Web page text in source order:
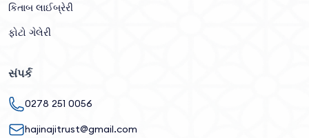
કિતાબ લાઈબ્રેરી
ફોટો ગેલેરી
સંપર્ક
0278 251 0056
hajinajitrust@gmail.com